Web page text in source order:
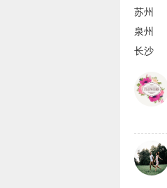
苏州
泉州
长沙